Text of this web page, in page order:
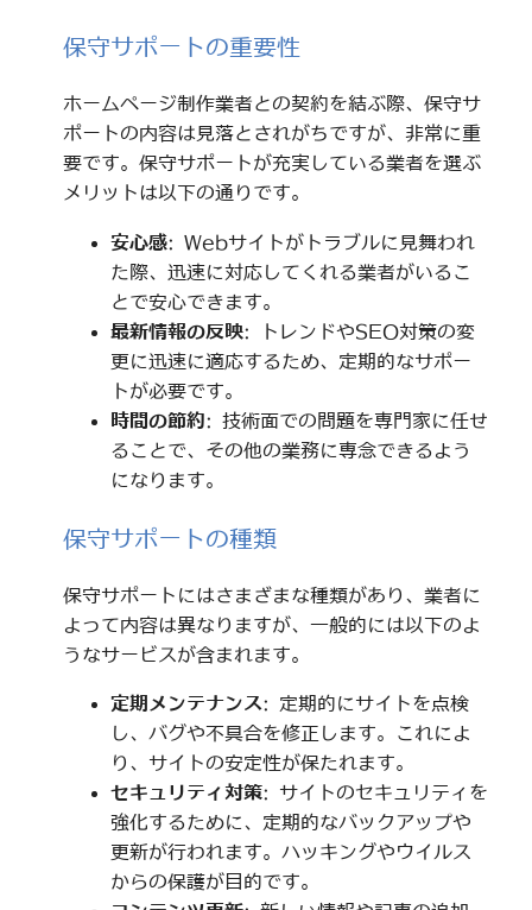
保守サポートの重要性
ホームページ制作業者との契約を結ぶ際、保守サ
ポートの内容は見落とされがちですが、非常に重
要です。保守サポートが充実している業者を選ぶ
メリットは以下の通りです。
安心感: Webサイトがトラブルに見舞われ
た際、迅速に対応してくれる業者がいるこ
とで安心できます。
最新情報の反映: トレンドやSEO対策の変
更に迅速に適応するため、定期的なサポー
トが必要です。
時間の節約: 技術面での問題を専門家に任せ
ることで、その他の業務に専念できるよう
になります。
保守サポートの種類
保守サポートにはさまざまな種類があり、業者に
よって内容は異なりますが、一般的には以下のよ
うなサービスが含まれます。
定期メンテナンス: 定期的にサイトを点検
し、バグや不具合を修正します。これによ
り、サイトの安定性が保たれます。
セキュリティ対策: サイトのセキュリティを
強化するために、定期的なバックアップや
更新が行われます。ハッキングやウイルス
からの保護が目的です。